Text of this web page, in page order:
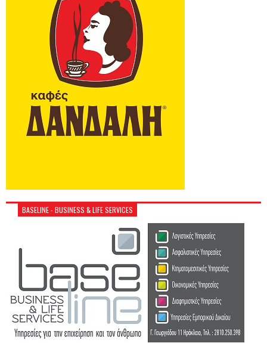
BASELINE - BUSINESS & LIFE SERVICES